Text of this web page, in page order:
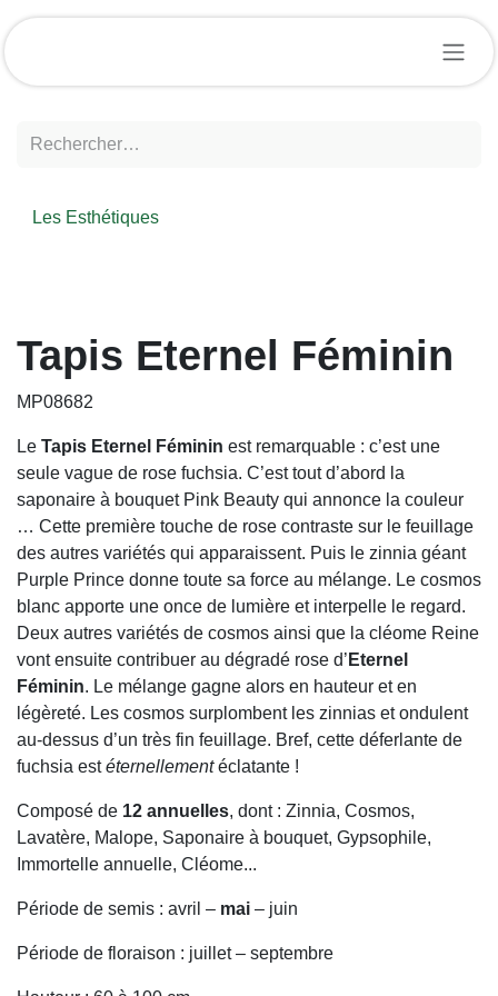
Se rendre au contenu
Les Esthétiques
Tapis Eternel Féminin
MP08682
Le Tapis Eternel Féminin est remarquable : c’est une
seule vague de rose fuchsia. C’est tout d’abord la
saponaire à bouquet Pink Beauty qui annonce la couleur
… Cette première touche de rose contraste sur le feuillage
des autres variétés qui apparaissent. Puis le zinnia géant
Purple Prince donne toute sa force au mélange. Le cosmos
blanc apporte une once de lumière et interpelle le regard.
Deux autres variétés de cosmos ainsi que la cléome Reine
vont ensuite contribuer au dégradé rose d’ Eternel
Féminin. Le mélange gagne alors en hauteur et en
légèreté. Les cosmos surplombent les zinnias et ondulent
au-dessus d’un très fin feuillage. Bref, cette déferlante de
fuchsia estéternellementéclatante !
Composé de 12 annuelles, dont : Zinnia, Cosmos,
Lavatère, Malope, Saponaire à bouquet, Gypsophile,
Immortelle annuelle, Cléome...
Période de semis : avril – mai – juin
Période de floraison : juillet – septembre